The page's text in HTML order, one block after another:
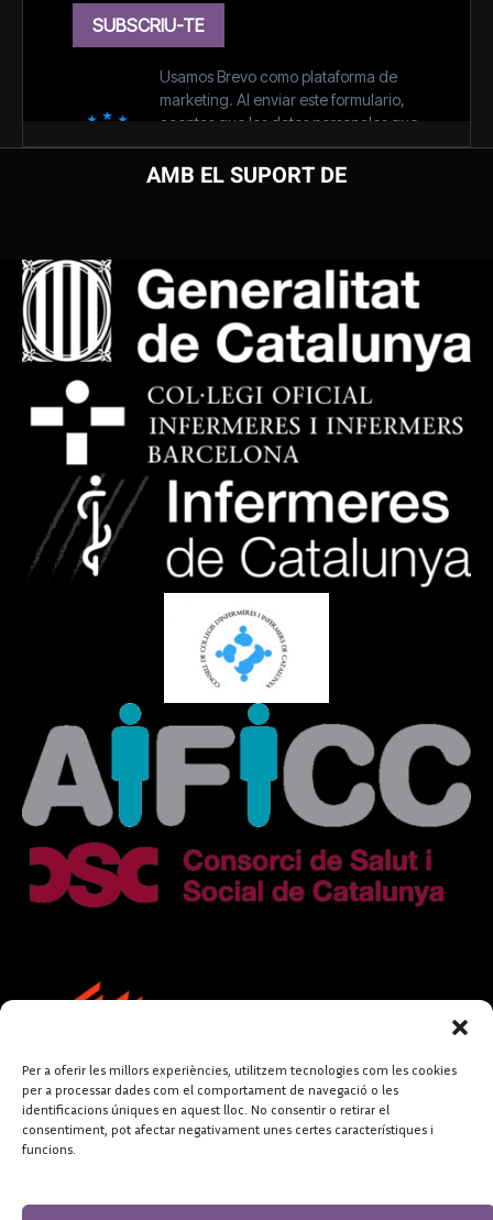
Per a oferir les millors experiències, utilitzem tecnologies com les cookies
per a processar dades com el comportament de navegació o les
identificacions úniques en aquest lloc. No consentir o retirar el
consentiment, pot afectar negativament unes certes característiques i
funcions.
AMB EL SUPORT DE
FUNDACIÓ